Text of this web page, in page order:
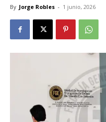
By Jorge Robles - 1 junio, 2026